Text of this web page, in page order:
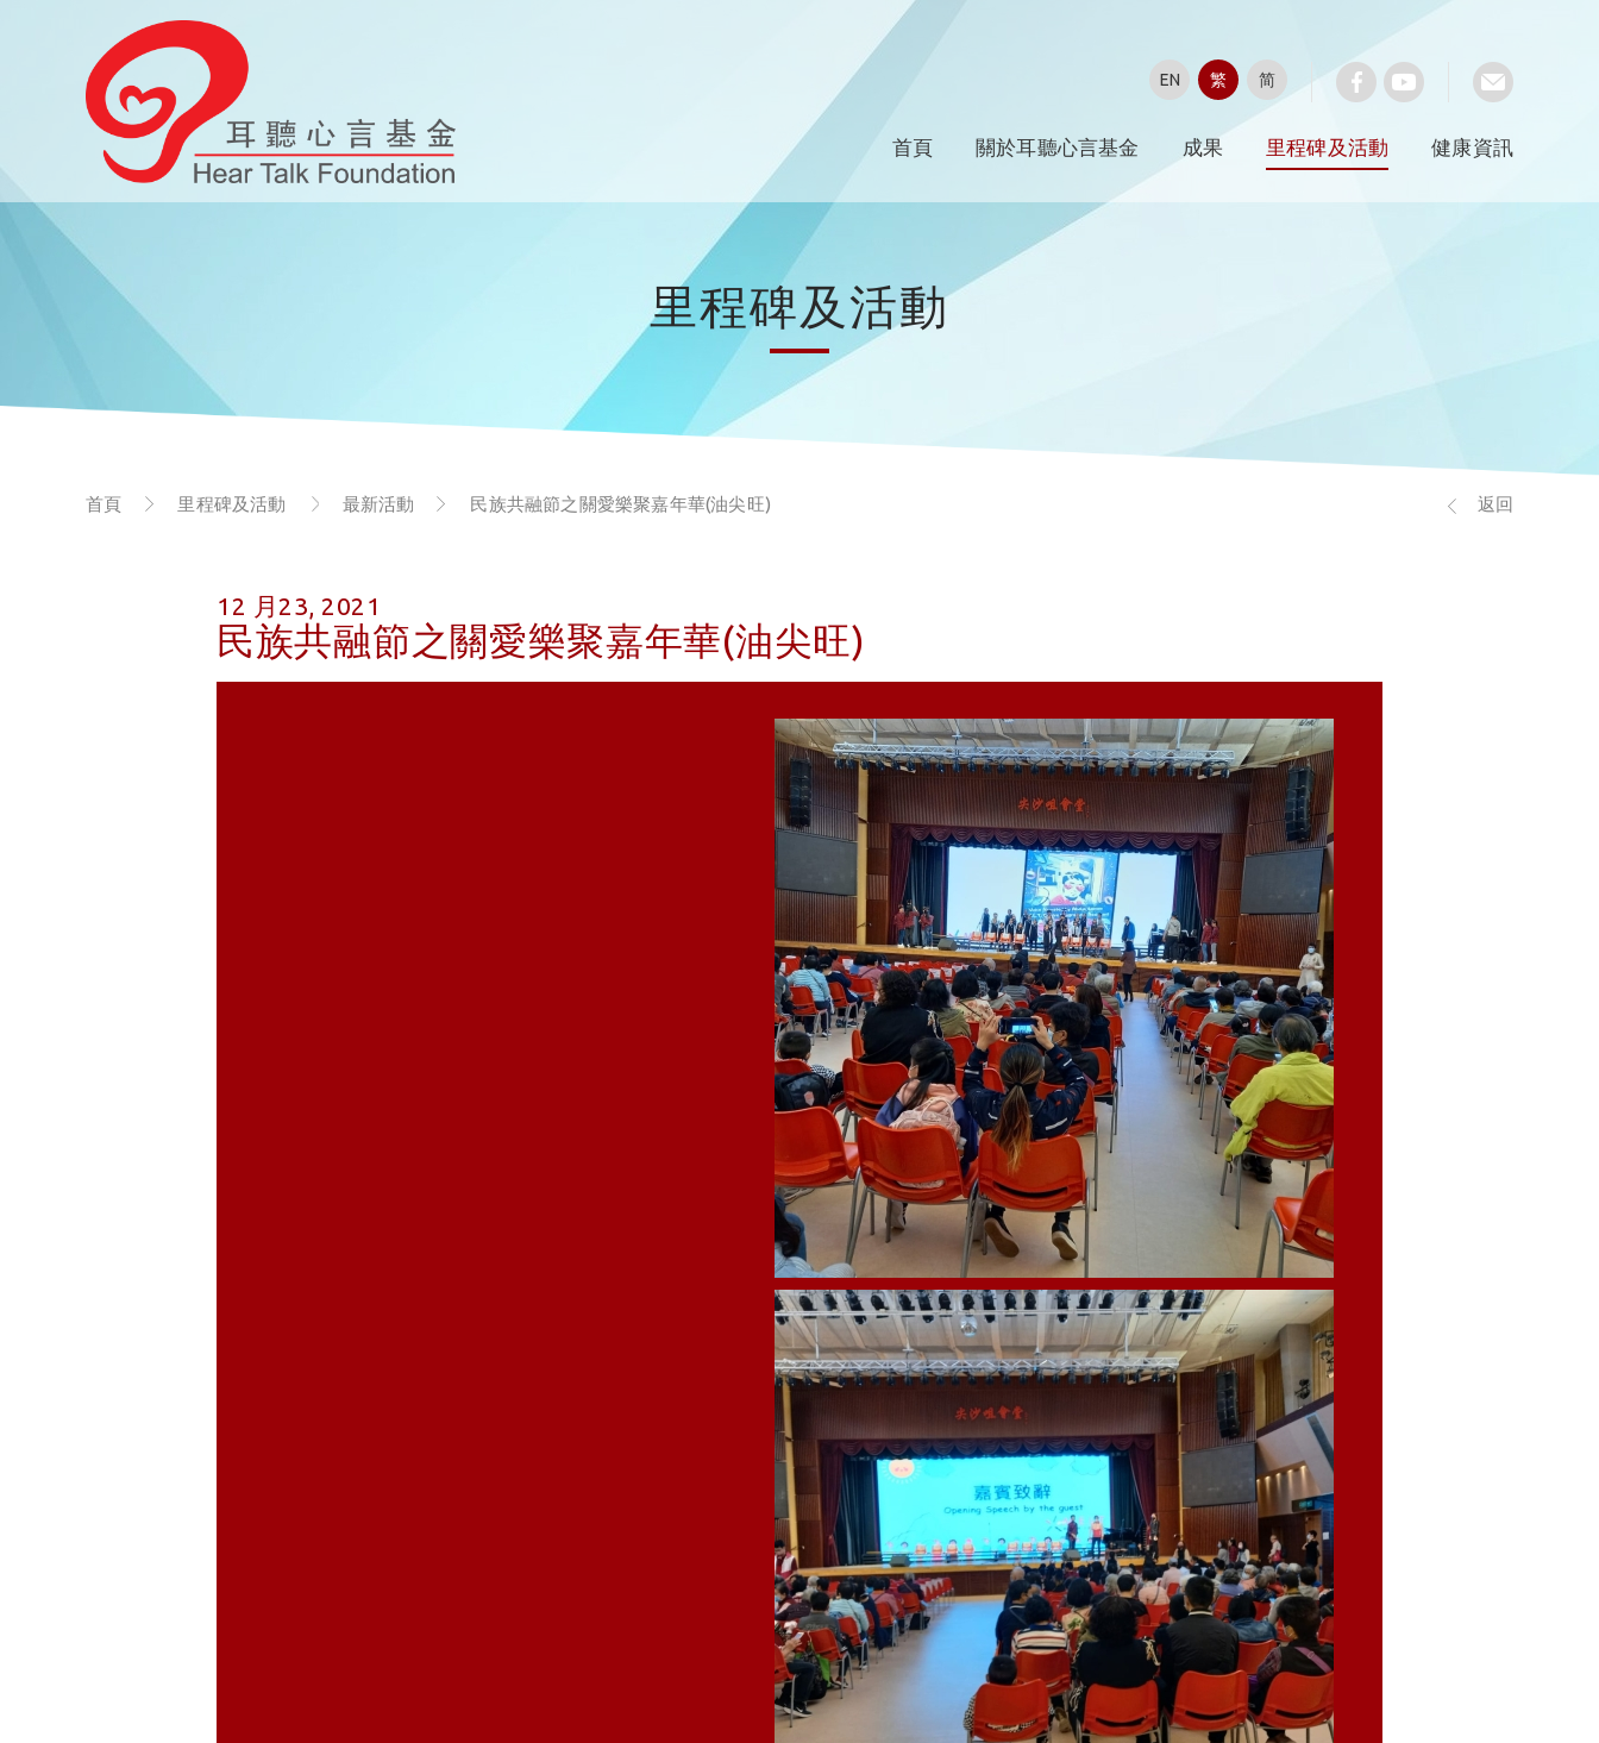
EN 繁 简
首頁 關於耳聽心言基金 成果 里程碑及活動 健康資訊
里程碑及活動
首頁 里程碑及活動 最新活動 民族共融節之關愛樂聚嘉年華(油尖旺) 返回
12 月23, 2021
民族共融節之關愛樂聚嘉年華(油尖旺)